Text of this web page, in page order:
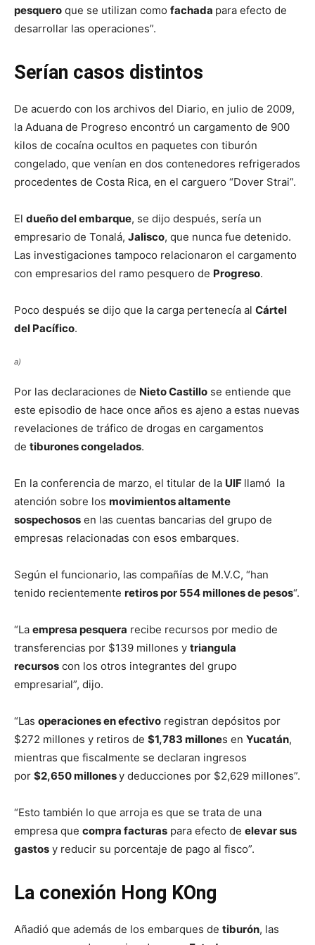
pesquero que se utilizan como fachada para efecto de
desarrollar las operaciones”.
Serían casos distintos
De acuerdo con los archivos del Diario, en julio de 2009,
la Aduana de Progreso encontró un cargamento de 900
kilos de cocaína ocultos en paquetes con tiburón
congelado, que venían en dos contenedores refrigerados
procedentes de Costa Rica, en el carguero “Dover Strai”.
El dueño del embarque, se dijo después, sería un
empresario de Tonalá, Jalisco, que nunca fue detenido.
Las investigaciones tampoco relacionaron el cargamento
con empresarios del ramo pesquero de Progreso.
Poco después se dijo que la carga pertenecía al Cártel
del Pacífico.
a)
Por las declaraciones de Nieto Castillo se entiende que
este episodio de hace once años es ajeno a estas nuevas
revelaciones de tráfico de drogas en cargamentos
de tiburones congelados.
En la conferencia de marzo, el titular de la UIF llamó la
atención sobre los movimientos altamente
sospechosos en las cuentas bancarias del grupo de
empresas relacionadas con esos embarques.
Según el funcionario, las compañías de M.V.C, “han
tenido recientemente retiros por 554 millones de pesos“.
“La empresa pesquera recibe recursos por medio de
transferencias por $139 millones y triangula
recursos con los otros integrantes del grupo
empresarial”, dijo.
“Las operaciones en efectivo registran depósitos por
$272 millones y retiros de $1,783 millones en Yucatán,
mientras que fiscalmente se declaran ingresos
por $2,650 millonesy deducciones por $2,629 millones”.
“Esto también lo que arroja es que se trata de una
empresa que compra facturas para efecto de elevar sus
gastos y reducir su porcentaje de pago al fisco”.
La conexión Hong KOng
Añadió que además de los embarques de tiburón, las